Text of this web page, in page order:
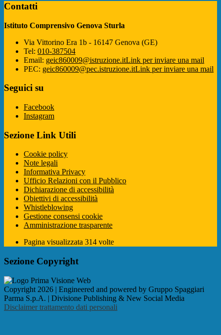
Contatti
Istituto Comprensivo Genova Sturla
Via Vittorino Era 1b - 16147 Genova (GE)
Tel: 010-387504
Email: geic860009@istruzione.itLink per inviare una mail
PEC: geic860009@pec.istruzione.itLink per inviare una mail
Seguici su
Facebook
Instagram
Sezione Link Utili
Cookie policy
Note legali
Informativa Privacy
Ufficio Relazioni con il Pubblico
Dichiarazione di accessibilità
Obiettivi di accessibilità
Whistleblowing
Gestione consensi cookie
Amministrazione trasparente
Pagina visualizzata 314 volte
Sezione Copyright
Copyright 2026 | Engineered and powered by Gruppo Spaggiari
Parma S.p.A. | Divisione Publishing & New Social Media
Disclaimer trattamento dati personali